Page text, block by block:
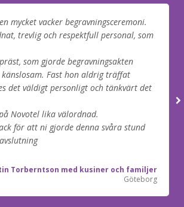
mycket vacker begravningsceremoni.
trevlig och respektfull personal, som
som gjorde begravningsakten
Fast hon aldrig träffat
det väldigt personligt och tänkvärt det
Novotel lika välordnad.
för att ni gjorde denna svåra stund
Torberntson med kusiner och familjer
Göteborg